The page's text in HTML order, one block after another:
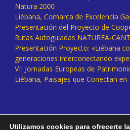
Natura 2000
Liébana, Comarca de Excelencia
Presentación del Proyecto de
Rutas Autoguiadas NATUREA-
Presentación Proyecto: «Liébana
generaciones interconectando
VII Jornadas Europeas de
Liébana, Paisajes que Conectan en
Utilizamos cookies para ofrecerte